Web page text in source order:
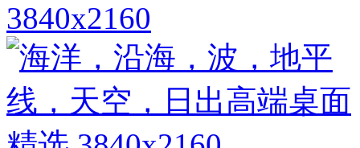
3840x2160